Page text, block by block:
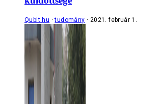
Qubit.hu tudomány 2021. február 1.